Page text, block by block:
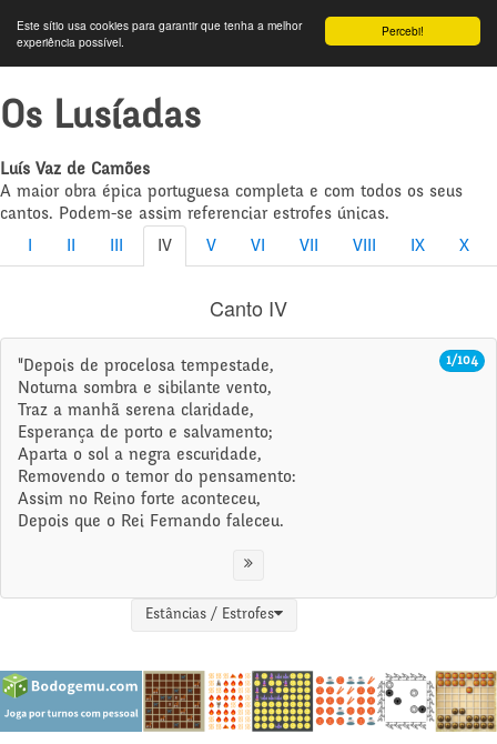
Percebi!
Este sítio usa cookies para garantir que tenha a melhor
experiência possível.
Os Lusíadas
Luís Vaz de Camões
A maior obra épica portuguesa completa e com todos os seus
cantos. Podem-se assim referenciar estrofes únicas.
IV V VI VII VIII IX X
Canto IV
1/104
"Depois de procelosa tempestade,
Noturna sombra e sibilante vento,
Traz a manhã serena claridade,
Esperança de porto e salvamento;
Aparta o sol a negra escuridade,
Removendo o temor do pensamento:
Assim no Reino forte aconteceu,
Depois que o Rei Fernando faleceu.
Estâncias / Estrofes